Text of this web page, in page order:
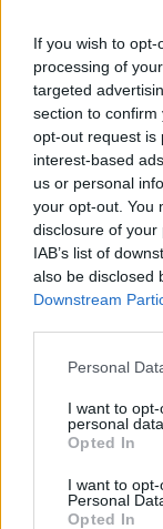
If you wish to
processing of
targeted
section to
opt-out request is
interest-based
us or personal
your opt-out. You
disclosure of
IAB’s list of
also be disclosed
Downstream
Personal
I want to
personal data.
Opted In
I want to
Personal
Opted In
Ειδικός Αλλεργιολόγος "Ηλίας Χρ. Καραμαγκιόλας"